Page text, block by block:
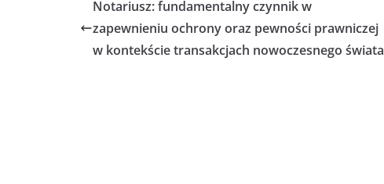
Notariusz: fundamentalny czynnik w
zapewnieniu ochrony oraz pewności prawniczej
w kontekście transakcjach nowoczesnego świata